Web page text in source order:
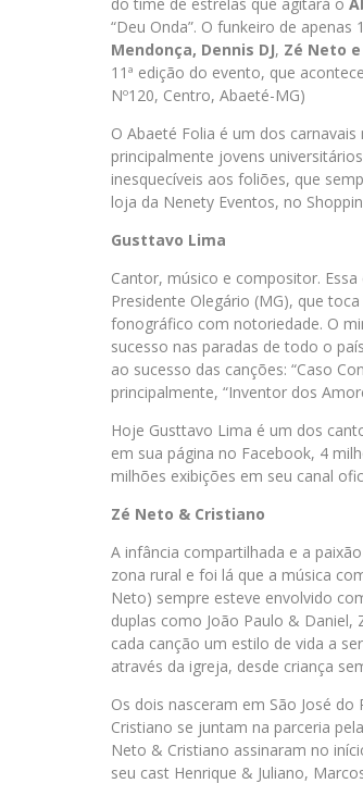
“Deu Onda”. O funkeiro de
Mendonça, Dennis DJ, Zé Neto
11ª edição do evento, que
Nº120, Centro, Abaeté-MG)
O Abaeté Folia é um dos
principalmente jovens
inesquecíveis aos foliões, que
loja da Nenety Eventos, no
Gusttavo Lima
Cantor, músico e compositor.
Presidente Olegário (MG), que
fonográfico com notoriedade. O
sucesso nas paradas de todo o
ao sucesso das canções: “Caso
principalmente, “Inventor dos
Hoje Gusttavo Lima é um dos
em sua página no Facebook, 4
milhões exibições em seu canal
Zé Neto & Cristiano
A infância compartilhada e a
zona rural e foi lá que a música
Neto) sempre esteve envolvido
duplas como João Paulo &
cada canção um estilo de vida a
através da igreja, desde criança
Os dois nasceram em São José
Cristiano se juntam na parceria
Neto & Cristiano assinaram no
seu cast Henrique & Juliano,